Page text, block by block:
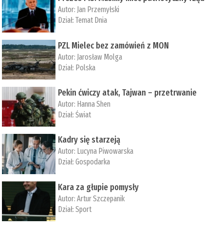
Autor: Jan Przemyłski
Dział:Temat Dnia
PZL Mielec bez zamówień z MON
Autor: Jarosław Molga
Dział: Polska
Pekin ćwiczy atak, Tajwan – przetrwanie
Autor: ­Hanna Shen
Dział:Świat
Kadry się starzeją
Autor: Lucyna Piwowarska
Dział:Gospodarka
Kara za głupie pomysły
Autor:Artur Szczepanik
Dział:Sport